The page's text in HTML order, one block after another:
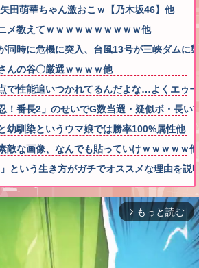
田萌華ちゃん激おこｗ【乃木坂46】他
メ教えてｗｗｗｗｗｗｗｗｗｗ他
同時に危機に突入、台風13号が三峡ダム
んの谷〇厳選ｗｗｗｗ他
で性能追いつかれてるんだよな…よくエゥ
！番長2」のせいでG数当選・疑似ボ・長
幼馴染というウマ娘では勝率100%属性他
敵な画像、なんでも貼っていけｗｗｗｗｗ他
」という生き方がガチでオススメな理由を説
arrow_forward_ios もっと読む